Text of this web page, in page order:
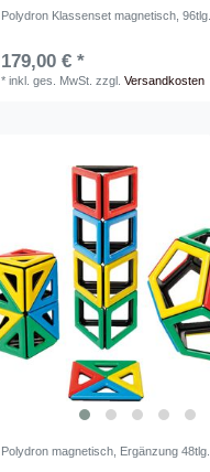
Polydron Klassenset magnetisch, 96tlg.
179,00 € *
*inkl. ges. MwSt. zzgl.Versandkosten
Polydron magnetisch, Ergänzung 48tlg.